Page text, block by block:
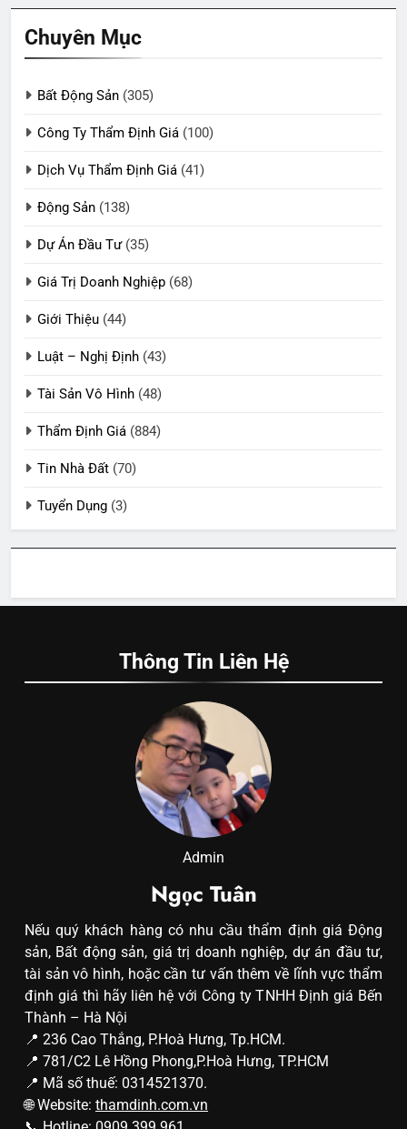
Chuyên Mục
Bất Động Sản (305)
Công Ty Thẩm Định Giá (100)
Dịch Vụ Thẩm Định Giá (41)
Động Sản (138)
Dự Án Đầu Tư(35)
Giá Trị Doanh Nghiệp (68)
Giới Thiệu (44)
Luật – Nghị Định (43)
Tài Sản Vô Hình (48)
Thẩm Định Giá (884)
Tin Nhà Đất (70)
Tuyển Dụng (3)
Thông Tin Liên Hệ
Admin
Ngọc Tuân
Nếu quý khách hàng có nhu cầu thẩm định giá Động
sản, Bất động sản, giá trị doanh nghiệp, dự án đầu tư,
tài sản vô hình, hoặc cần tư vấn thêm về lĩnh vực thẩm
định giá thì hãy liên hệ với Công ty TNHH Định giá Bến
Thành – Hà Nội
📍 236 Cao Thắng, P.Hoà Hưng, Tp.HCM.
📍 781/C2 Lê Hồng Phong,P.Hoà Hưng, TP.HCM
📍 Mã số thuế: 0314521370.
🌐 Website: thamdinh.com.vn